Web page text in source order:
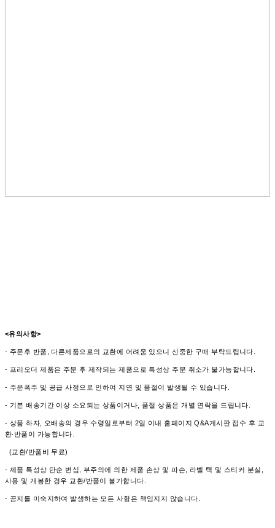
<유의사항>
- 주문후 반품, 다른제품으로의 교환에 어려움 있으니 신중한 구매 부탁드립니다.
- 프리오더 제품은 주문 후 제작되는 제품으로 특성상 주문 취소가 불가능합니다.
- 주문폭주 및 공급 사정으로 인하여 지연 및 품절이 발생될 수 있습니다.
- 기본 배송기간 이상 소요되는 상품이거나, 품절 상품은 개별 연락을 드립니다.
- 상품 하자, 오배송의 경우 수령일로부터 2일 이내 홈페이지 Q&A게시판 접수 후 교
환∙반품이 가능합니다.
(교환/반품비 무료)
- 제품 특성상 단순 변심, 부주의에 의한 제품 손상 및 파손, 라벨 택 및 스티커 분실,
사용 및 개봉한 경우 교환/반품이 불가합니다.
- 공지를 미숙지하여 발생하는 모든 사항은 책임지지 않습니다.